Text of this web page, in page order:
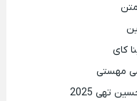
کای
مهستی
تهی 2025